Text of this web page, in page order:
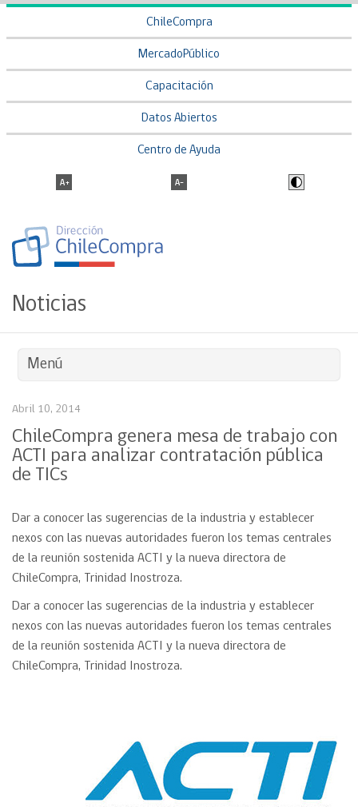
ChileCompra
MercadoPúblico
Capacitación
Datos Abiertos
Centro de Ayuda
Noticias
Menú
Abril 10, 2014
ChileCompra genera mesa de trabajo con
ACTI para analizar contratación pública
de TICs
Dar a conocer las sugerencias de la industria y establecer
nexos con las nuevas autoridades fueron los temas centrales
de la reunión sostenida ACTI y la nueva directora de
ChileCompra, Trinidad Inostroza.
Dar a conocer las sugerencias de la industria y establecer
nexos con las nuevas autoridades fueron los temas centrales
de la reunión sostenida ACTI y la nueva directora de
ChileCompra, Trinidad Inostroza.